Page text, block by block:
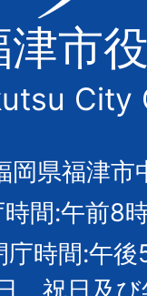
津
市
の
市
章
津市
City
県福津市
時間:午前8
庁時間:午後